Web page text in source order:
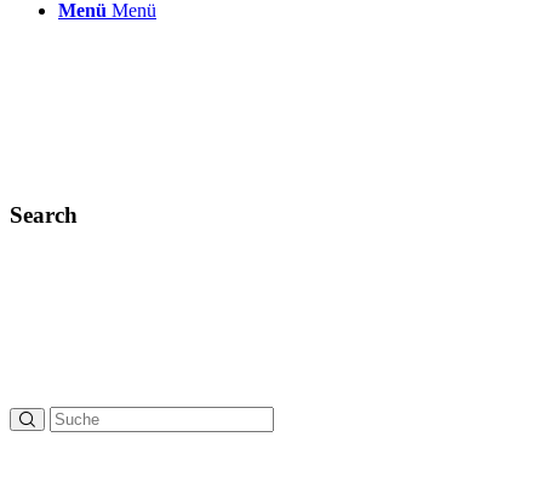
Menü Menü
Search